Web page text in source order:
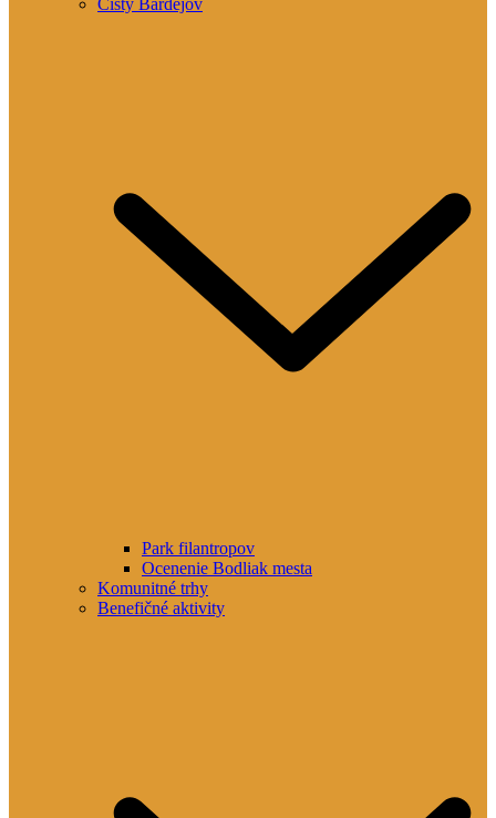
Park filantropov
Ocenenie Bodliak mesta
Komunitné trhy
Benefičné aktivity